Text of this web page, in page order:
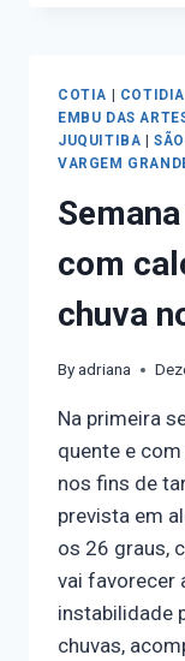
COTIA |
EMBU DAS
JUQUITIBA |
VARGEM
com
chuva
Byadriana
Na primeira
quente e
nos fins de
prevista em
os 26 graus,
vai favorecer
instabilidade
chuvas,